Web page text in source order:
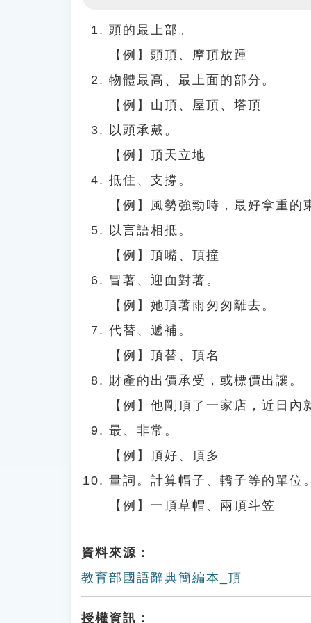
頭的最上部。
【例】頭頂、摩頂放踵
物體最高、最上面的部分。
【例】山頂、屋頂、塔頂
以頭承戴。
【例】頂天立地
抵住、支撐。
【例】風勢強勁時，最好拿重的
以言語相抵。
【例】頂嘴、頂撞
冒著、迎面對著。
【例】她頂著雨匆匆離去。
代替、遞補。
【例】頂替、頂名
財產的出價承受，或標價出讓。
【例】他剛頂了一家店，近日內
最、非常。
【例】頂好、頂多
量詞。計算帽子、轎子等的單位。
【例】一頂草帽、兩頂斗笠
資料來源：
教育部國語辭典簡編本_頂
授權資訊：